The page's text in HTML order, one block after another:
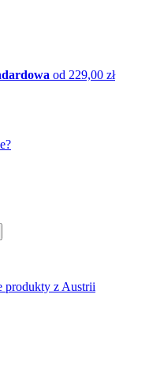
od 229,00 zł
produkty z Austrii